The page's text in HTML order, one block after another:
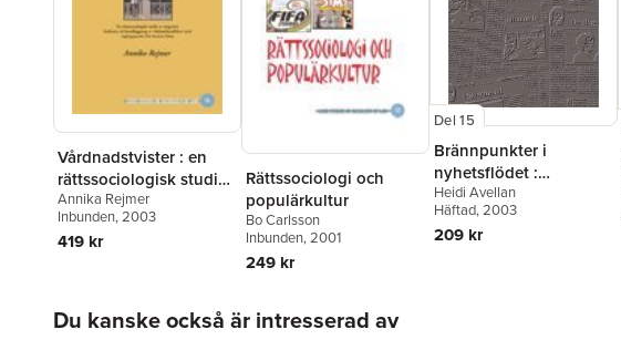
Vårdnadstvister : en
rättssociologisk studie
av tingsrätts funktion
vid handläggning av
vårdnadskonflikter med
Annika Rejmer
Inbunden, 2003
419 kr
Rättssociologi och
populärkultur
Bo Carlsson
Inbunden, 2001
249 kr
Del 15
Brännpunkter i
nyhetsflödet :
rättssociologiska
nedslag
Heidi Avellan
Häftad, 2003
209 kr
Du kanske också är intresserad av